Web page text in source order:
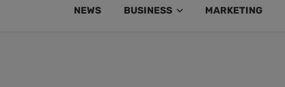
NEWS BUSINESS MARKETING